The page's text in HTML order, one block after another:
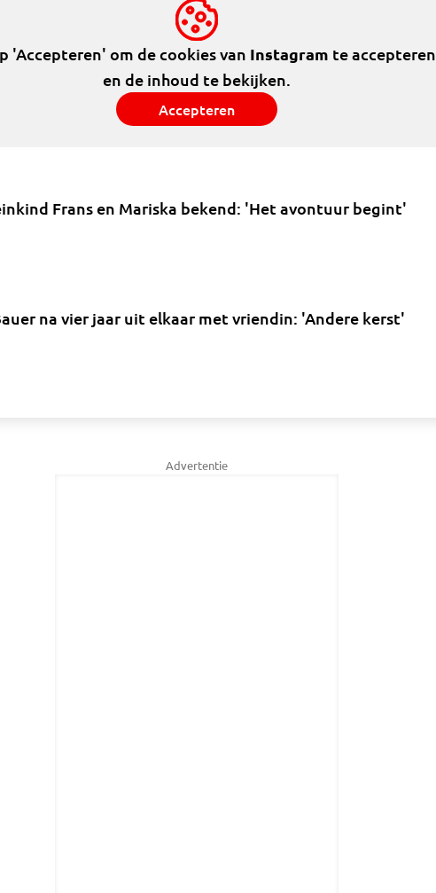
'Accepteren' om de cookies van Instagram te accepteren
en de inhoud te bekijken.
Accepteren
Frans en Mariska bekend: 'Het avontuur begint'
na vier jaar uit elkaar met vriendin: 'Andere kerst'
Advertentie